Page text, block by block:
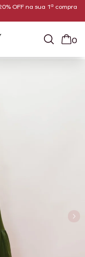
OFF na sua 1ª compra
0